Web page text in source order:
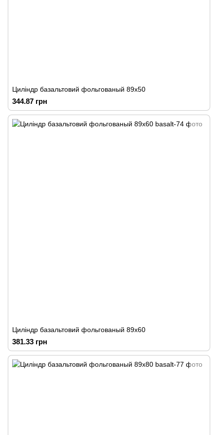
Циліндр базальтовий фольгованый 89х50
344.87 грн
Циліндр базальтовий фольгованый 89х60
381.33 грн